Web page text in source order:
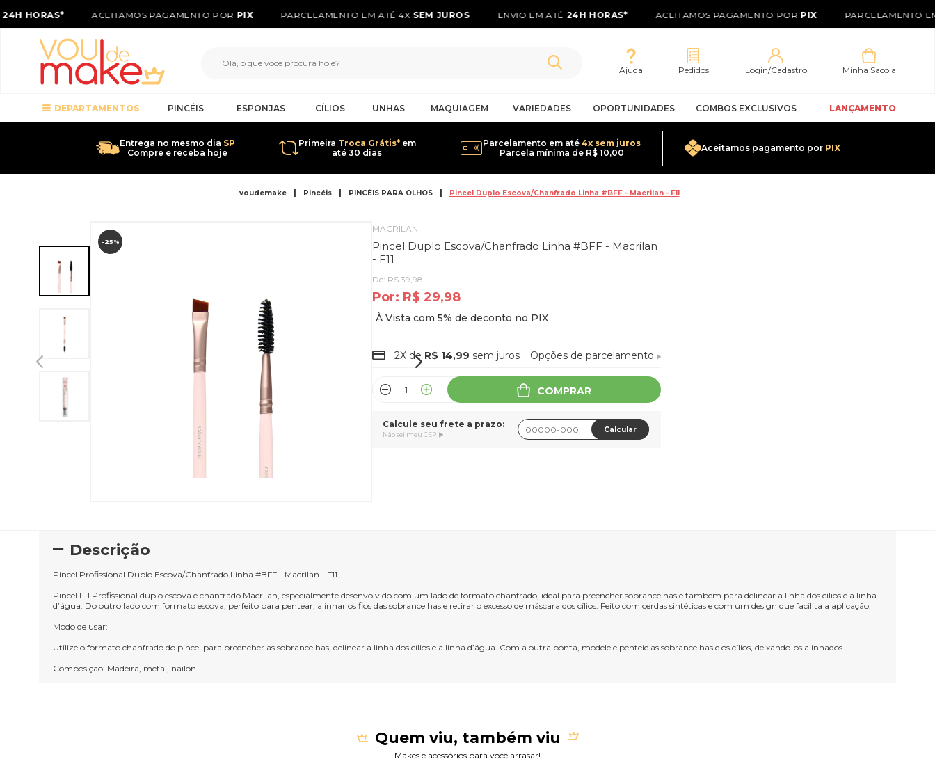
HORAS* ACEITAMOS PAGAMENTO PORPIX PARCELAMENTO EM ATÉ 4XSEM JUROS ENVIO EM ATÉ24H HORAS* ACEITAMOS PAGAMENTO PORPIX PARCELAMENTO
Ajuda Pedidos Login/Cadastro Minha Sacola
DEPARTAMENTOS PINCÉIS ESPONJAS CÍLIOS UNHAS MAQUIAGEM VARIEDADES OPORTUNIDADES COMBOS EXCLUSIVOS LANÇAMENTO
Entrega no mesmo dia SP
Compre e receba hoje
Primeira Troca Grátis*em
até 30 dias
Parcelamento em até 4x sem juros
Parcela mínima de R$ 10,00
Aceitamos pagamento porPIX
voudemake Pincéis PINCÉIS PARA OLHOS Pincel Duplo Escova/Chanfrado Linha #BFF - Macrilan - F11
-25%
MACRILAN
Pincel Duplo Escova/Chanfrado Linha #BFF - Macrilan
- F11
De:R$ 39,98
Por: R$ 29,98
2X de R$ 14,99 sem juros Opções de parcelamento
COMPRAR
Calcule seu frete a prazo:
Não sei meu CEP
Calcular
Descrição
Pincel Profissional Duplo Escova/Chanfrado Linha #BFF - Macrilan - F11
Pincel F11 Profissional duplo escova e chanfrado Macrilan, especialmente desenvolvido com um lado de formato chanfrado, ideal para preencher sobrancelhas e também para delinear a linha dos cílios e a linha
d’água. Do outro lado com formato escova, perfeito para pentear, alinhar os fios das sobrancelhas e retirar o excesso de máscara dos cílios. Feito com cerdas sintéticas e com um design que facilita a aplicação.
Modo de usar:
Utilize o formato chanfrado do pincel para preencher as sobrancelhas, delinear a linha dos cílios e a linha d’água. Com a outra ponta, modele e penteie as sobrancelhas e os cílios, deixando-os alinhados.
Composição: Madeira, metal, náilon.
Quem viu, também viu
Makes e acessórios para você arrasar!